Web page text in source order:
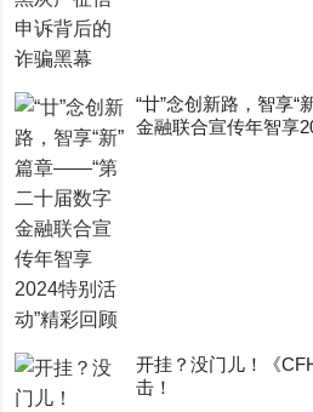
“廿”念创新路，智享
金融联合宣传年智享
开挂？没门儿！《
击！